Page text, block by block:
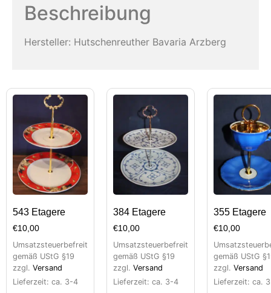
Beschreibung
Hersteller: Hutschenreuther Bavaria Arzberg
543 Etagere
€10,00
Umsatzsteuerbefreit
gemäß UStG §19
zzgl. Versand
Lieferzeit: ca. 3-4
384 Etagere
€10,00
Umsatzsteuerbefreit
gemäß UStG §19
zzgl. Versand
Lieferzeit: ca. 3-4
355 Etagere
€10,00
gemäß UStG
zzgl. Versand
Lieferzeit: ca.